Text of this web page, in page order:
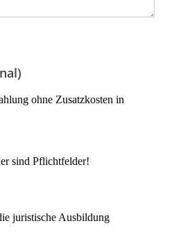
ohne Zusatzkosten in
sind Pflichtfelder!
juristische Ausbildung